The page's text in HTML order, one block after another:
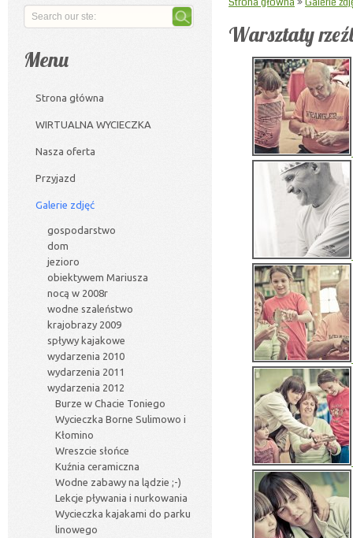
Warsztaty
Menu
Strona główna
WIRTUALNA WYCIECZKA
Nasza oferta
Przyjazd
Galerie zdjęć
gospodarstwo
dom
jezioro
obiektywem Mariusza
nocą w 2008r
wodne szaleństwo
krajobrazy 2009
spływy kajakowe
wydarzenia 2010
wydarzenia 2011
wydarzenia 2012
Burze w Chacie Toniego
Wycieczka Borne Sulimowo i
Kłomino
Wreszcie słońce
Kuźnia ceramiczna
Wodne zabawy na lądzie ;-)
Lekcje pływania i nurkowania
Wycieczka kajakami do parku
linowego